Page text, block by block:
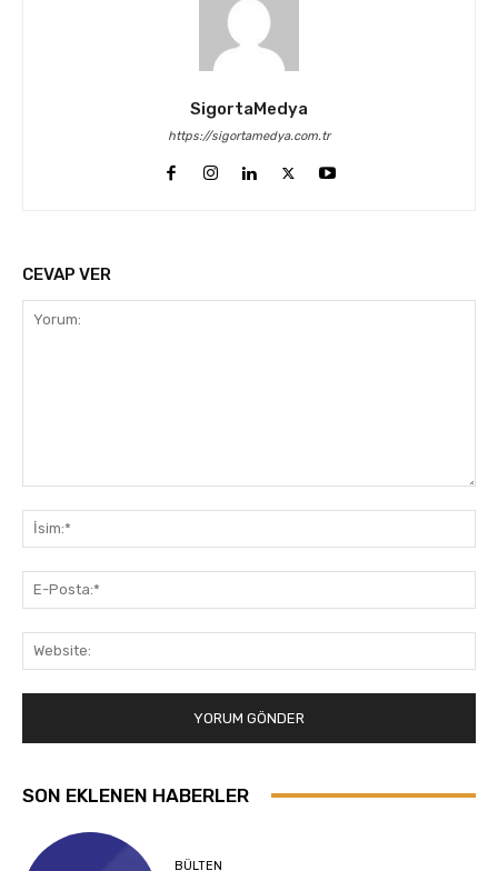
SigortaMedya
https://sigortamedya.com.tr
CEVAP VER
SON EKLENEN HABERLER
BÜLTEN